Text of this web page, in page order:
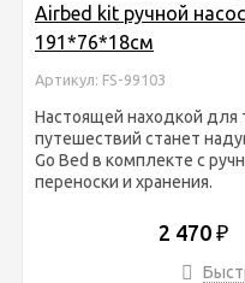
Airbed kit ручной
191*76*18см
Артикул: FS-99103
Настоящей находкой для
путешествий станет
Go Bed в комплекте с
переноски и хранения.
2 470 ₽